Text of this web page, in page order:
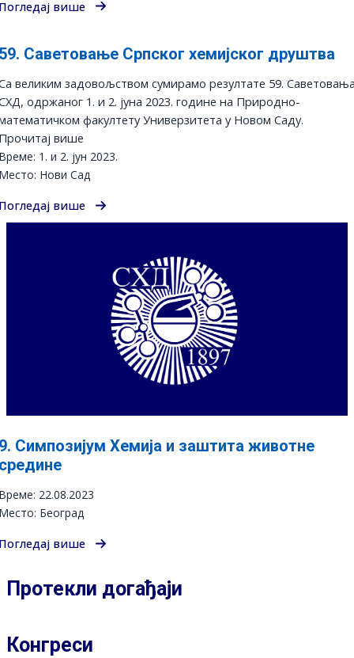
више
Саветовање Српског хемијског друштва
великим задовољством сумирамо резултате 59.
одржаног 1. и 2. јуна 2023. године на Природно-
факултету Универзитета у Новом Саду.
више
1. и 2. јун 2023.
Нови Сад
више
Симпозијум Хемија и заштита животне
22.08.2023
Београд
више
Протекли догађаји
Конгреси